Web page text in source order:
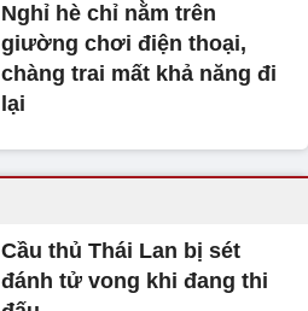
Nghỉ hè chỉ nằm trên
giường chơi điện thoại,
chàng trai mất khả năng đi
lại
Cầu thủ Thái Lan bị sét
đánh tử vong khi đang thi